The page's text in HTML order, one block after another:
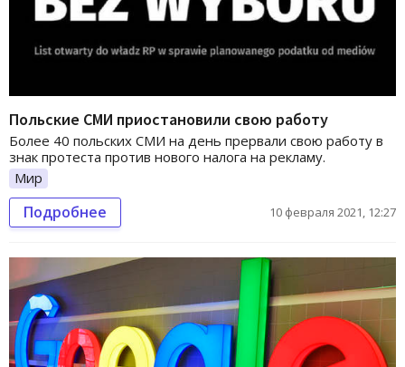
Польские СМИ приостановили свою работу
Более 40 польских СМИ на день прервали свою работу в
знак протеста против нового налога на рекламу.
Мир
Подробнее 10 февраля 2021, 12:27